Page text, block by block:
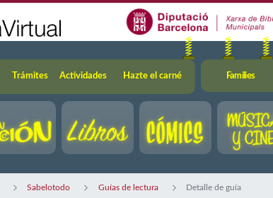
Trámites Actividades Hazte el carné Famílies
Sabelotodo Guías de lectura Detalle de guía